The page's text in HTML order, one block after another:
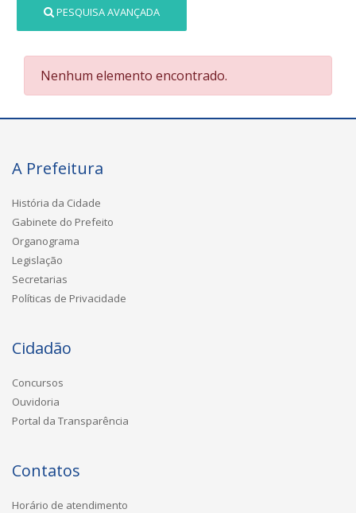
PESQUISA AVANÇADA
Nenhum elemento encontrado.
A Prefeitura
História da Cidade
Gabinete do Prefeito
Organograma
Legislação
Secretarias
Políticas de Privacidade
Cidadão
Concursos
Ouvidoria
Portal da Transparência
Contatos
Horário de atendimento